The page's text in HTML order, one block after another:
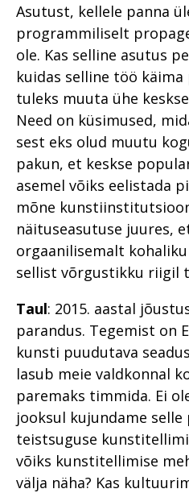
Asutust, kellele panna
programmiliselt
ole. Kas selline asutus
kuidas selline töö käima
tuleks muuta ühe
Need on küsimused,
sest eks olud muutu
pakun, et keskse
asemel võiks eelistada
mõne
näituseasutuse juures,
orgaanilisemalt
sellist võrgustikku riigil
Taul: 2015. aastal
parandus. Tegemist on
kunsti puudutava
lasub meie valdkonnal
paremaks timmida. Ei
jooksul kujundame
teistsuguse
võiks kunstitellimise
välja näha? Kas